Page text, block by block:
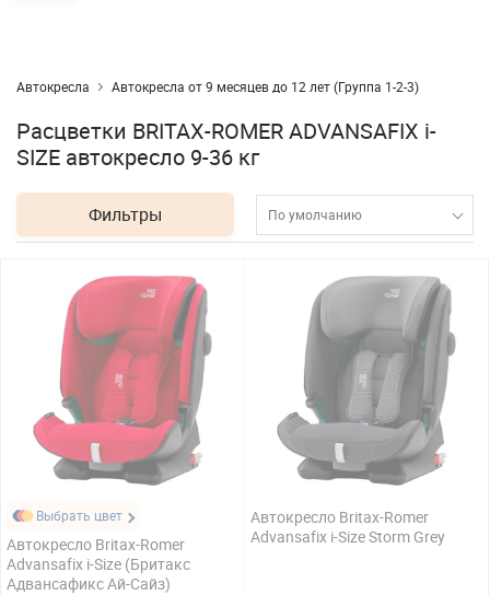
Автокресла Автокресла от 9 месяцев до 12 лет (Группа 1-2-3)
Расцветки BRITAX-ROMER ADVANSAFIX i-
SIZE автокресло 9-36 кг
Фильтры По умолчанию
Выбрать цвет
Автокресло Britax-Romer
Advansafix i-Size (Бритакс
Адвансафикс Ай-Сайз)
Автокресло Britax-Romer
Advansafix i-Size Storm Grey